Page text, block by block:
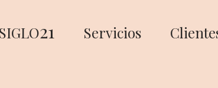
SIGLO21 Servicios